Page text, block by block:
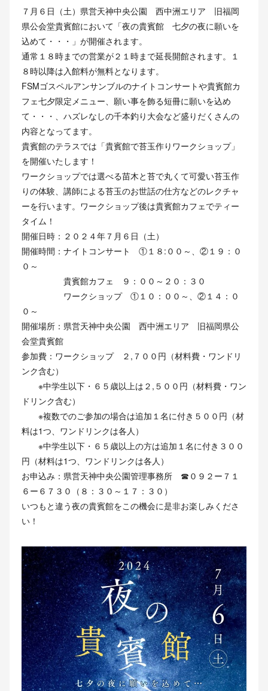
７月６日（土）県営天神中央公園 西中洲エリア 旧福岡
県公会堂貴賓館において「夜の貴賓館 七夕の夜に願いを
込めて・・・」が開催されます。
通常１８時までの営業が２１時まで延長開館されます。１
８時以降は入館料が無料となります。
FSMゴスペルアンサンブルのナイトコンサートや貴賓館カ
フェ七夕限定メニュー、願い事を飾る短冊に願いを込め
て・・・、ハズレなしの千本釣り大会など盛りだくさんの
内容となってます。
貴賓館のテラスでは「貴賓館で苔玉作りワークショップ」
を開催いたします！
ワークショップでは選べる苗木と苔で丸くて可愛い苔玉作
りの体験、講師による苔玉のお世話の仕方などのレクチャ
ーを行います。ワークショップ後は貴賓館カフェでティー
タイム！
開催日時：２０２４年７月６日（土）
開催時間：ナイトコンサート ①１８:００～、②１９：０
０～
貴賓館カフェ ９：００～２０：３０
ワークショップ ①１０：００～、②１４：０
０～
開催場所：県営天神中央公園 西中洲エリア 旧福岡県公
会堂貴賓館
参加費：ワークショップ ２,７００円（材料費・ワンドリ
ンク含む）
※中学生以下・６５歳以上は２,５００円（材料費・ワン
ドリンク含む）
※複数でのご参加の場合は追加１名に付き５００円（材
料は1つ、ワンドリンクは各人）
※中学生以下・６５歳以上の方は追加１名に付き３００
円（材料は1つ、ワンドリンクは各人）
お申込み：県営天神中央公園管理事務所 ☎０９２ー７１
６ー６７３０（８：３０～１７：３０）
いつもと違う夜の貴賓館をこの機会に是非お楽しみくださ
い！